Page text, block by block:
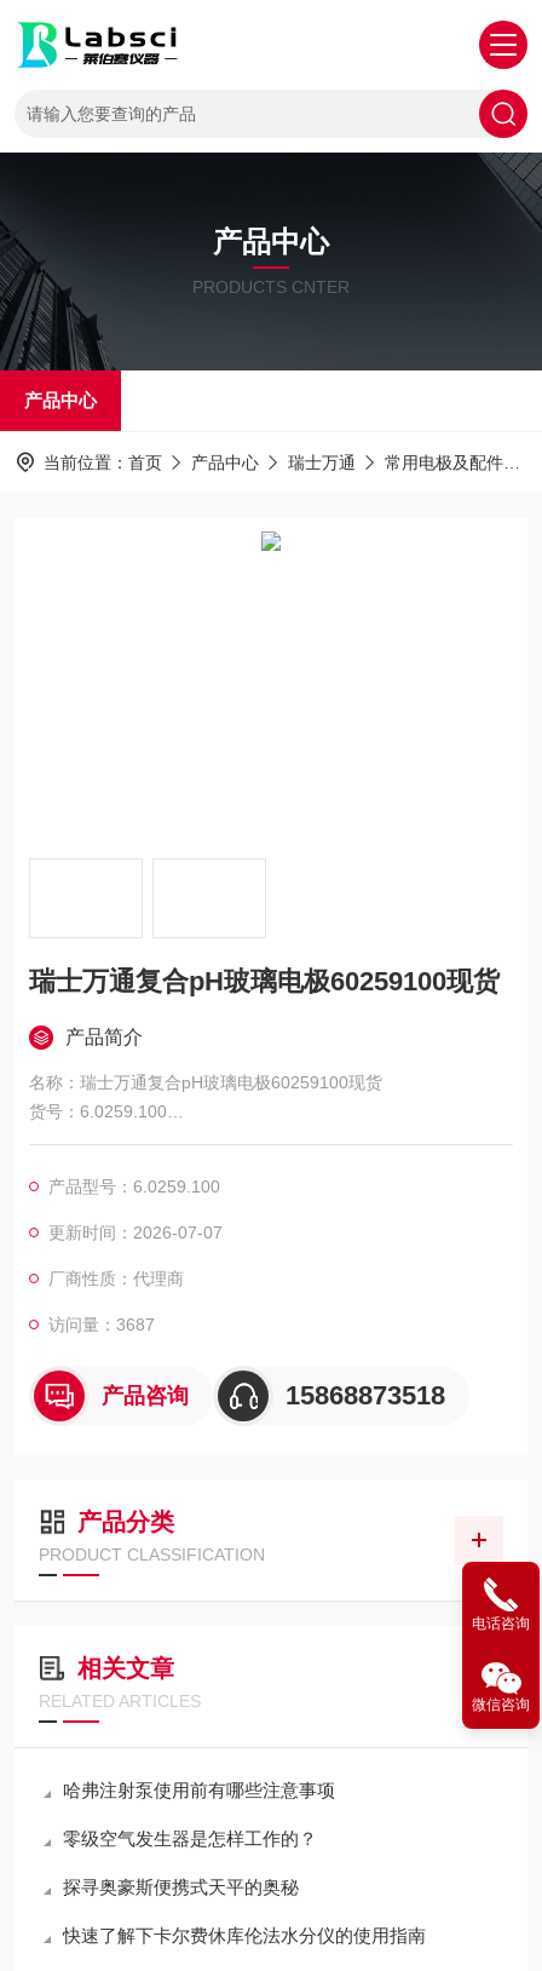
产品中心
PRODUCTS CNTER
产品中心
当前位置： 首页 产品中心 瑞士万通 常用电极及配件
瑞士万通复合pH玻璃电极60259100现货
产品简介
名称：瑞士万通复合pH玻璃电极60259100现货
货号：6.0259.100
规格：LL-Unitrode WOC
产品型号：6.0259.100
更新时间：2026-07-07
厂商性质：代理商
访问量：3687
产品咨询 15868873518
产品分类
PRODUCT CLASSIFICATION
相关文章
RELATED ARTICLES
哈弗注射泵使用前有哪些注意事项
零级空气发生器是怎样工作的？
探寻奥豪斯便携式天平的奥秘
快速了解下卡尔费休库伦法水分仪的使用指南
电话咨询
微信咨询